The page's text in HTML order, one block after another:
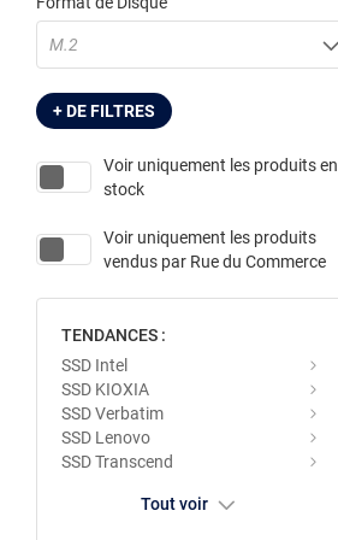
M.2
+ DE FILTRES
Voir uniquement les produits en
stock
Voir uniquement les produits
vendus par Rue du Commerce
TENDANCES :
SSD Intel
SSD KIOXIA
SSD Verbatim
SSD Lenovo
SSD Transcend
Tout voir